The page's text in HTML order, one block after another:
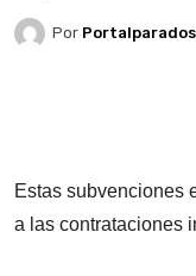
Por
Estas subvenciones
a las contrataciones